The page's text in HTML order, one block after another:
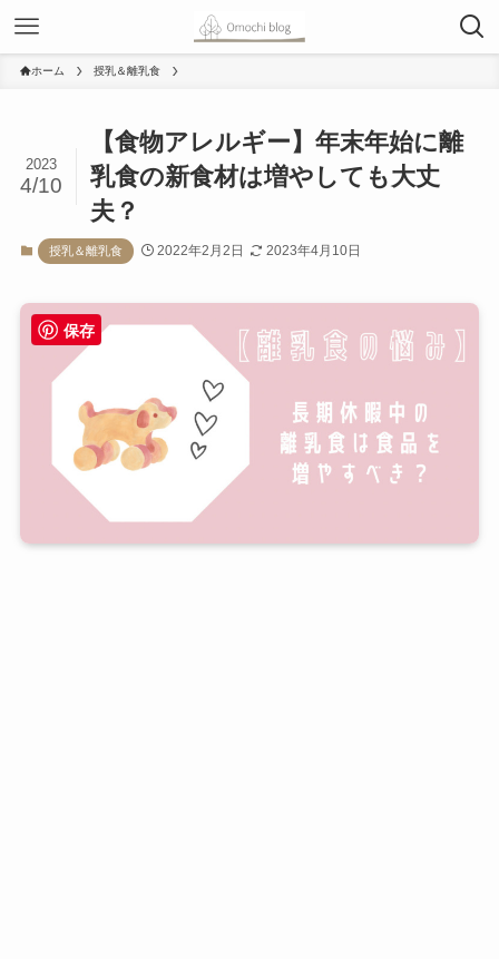
ホーム 授乳＆離乳食
【食物アレルギー】年末年始に離
乳食の新食材は増やしても大丈
夫？
2023
4/10
授乳＆離乳食 2022年2月2日 2023年4月10日
保存